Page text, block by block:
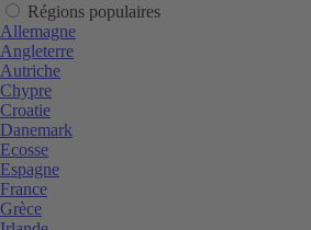
Régions populaires
Allemagne
Angleterre
Autriche
Chypre
Croatie
Danemark
Ecosse
Espagne
France
Grèce